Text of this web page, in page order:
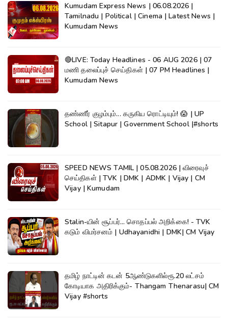
Kumudam Express News | 06.08.2026 |
Tamilnadu | Political | Cinema | Latest News |
Kumudam News
🔴LIVE: Today Headlines - 06 AUG 2026 | 07
மணி தலைப்புச் செய்திகள் | 07 PM Headlines |
Kumudam News
தண்ணீர் குழம்பும்... கருகிய ரொட்டியும்! 😱 | UP
School | Sitapur | Government School |#shorts
SPEED NEWS TAMIL | 05.08.2026 | விரைவுச்
செய்திகள் | TVK | DMK | ADMK | Vijay | CM
Vijay | Kumudam
Stalin-யின் சூப்பர்... சொதப்பல் அறிக்கை! - TVK
கடும் விமர்சனம் | Udhayanidhi | DMK| CM Vijay
தமிழ் நாட்டின் கடன் 5ஆண்டுகளில்ரூ.20 லட்சம்
கோடியாக அதிரிக்கும்- Thangam Thenarasu| CM
Vijay #shorts